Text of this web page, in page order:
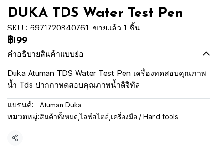
DUKA TDS Water Test Pen
SKU : 6971720840761 ขายแล้ว 1 ชิ้น
฿199
คำอธิบายสินค้าแบบย่อ
Duka Atuman TDS Water Test Pen เครื่องทดสอบคุณภาพ
น้ำ Tds ปากกาทดสอบคุณภาพน้ำดิจิทัล
แบรนด์: Atuman Duka
หมวดหมู่:สินค้าทั้งหมด ,ไลฟ์สไตล์ เครื่องมือ / Hand tools
แชร์